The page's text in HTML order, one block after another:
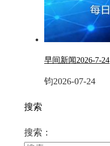
早间新闻2026-7-24
钧2026-07-24
搜索
搜索：